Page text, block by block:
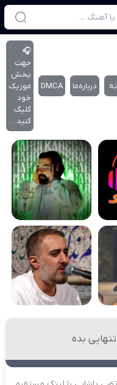
درباره‌‌ما DMCA
🎧
جهت
پخش
موزیک
خود
کلیک
کنید…
بده